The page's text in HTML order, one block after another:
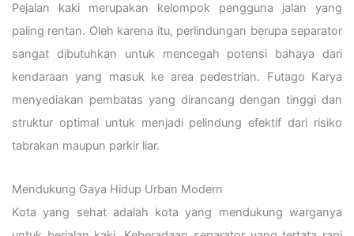
Pejalan kaki merupakan kelompok pengguna jalan yang
paling rentan. Oleh karena itu, perlindungan berupa separator
sangat dibutuhkan untuk mencegah potensi bahaya dari
kendaraan yang masuk ke area pedestrian. Futago Karya
menyediakan pembatas yang dirancang dengan tinggi dan
struktur optimal untuk menjadi pelindung efektif dari risiko
tabrakan maupun parkir liar.
Mendukung Gaya Hidup Urban Modern
Kota yang sehat adalah kota yang mendukung warganya